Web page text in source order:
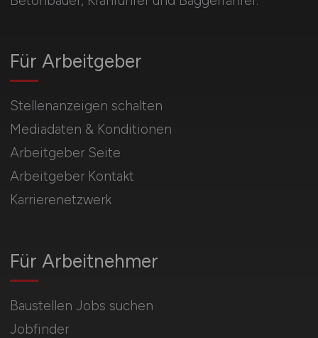
Für Arbeitnehmer
Baustellen Jobs suchen
Jobfinder
Für Arbeitgeber
Stellenanzeigen schalten
Mediadaten & Konditionen
Arbeitgeber Seite
Arbeitgeber Kontakt
Karrierenetzwerk